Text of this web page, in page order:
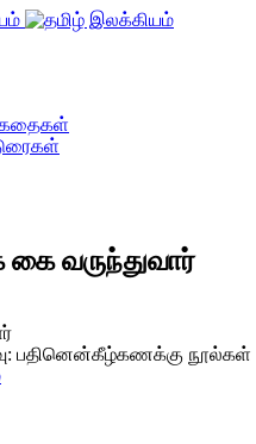
கை வருந்துவார்
பதினென்கீழ்கணக்கு நூல்கள்